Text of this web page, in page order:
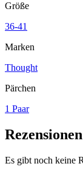
Größe
36-41
Marken
Thought
Pärchen
1 Paar
Rezensionen
Es gibt noch keine